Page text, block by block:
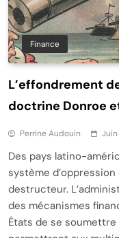
Finance
L’effondrement
doctrine Donroe
Perrine Audouin
Des pays latino-
système
destructeur.
des mécanismes
États de se